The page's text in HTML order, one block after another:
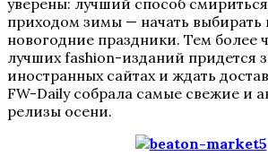
приходом зимы — начать выбирать
новогодние праздники. Тем более
лучших fashion-изданий придется
иностранных сайтах и ждать
FW-Daily собрала самые свежие и
релизы осени.